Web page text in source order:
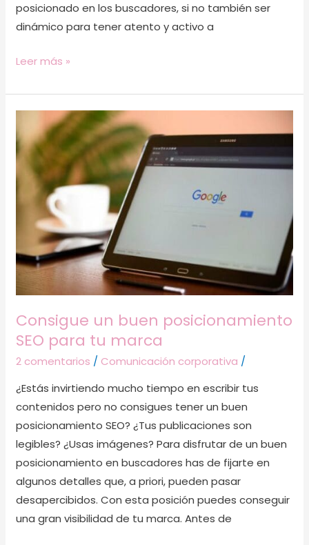
posicionado en los buscadores, si no también ser
dinámico para tener atento y activo a
Leer más »
Consigue un buen posicionamiento
SEO para tu marca
2 comentarios / Comunicación corporativa /
¿Estás invirtiendo mucho tiempo en escribir tus
contenidos pero no consigues tener un buen
posicionamiento SEO? ¿Tus publicaciones son
legibles? ¿Usas imágenes? Para disfrutar de un buen
posicionamiento en buscadores has de fijarte en
algunos detalles que, a priori, pueden pasar
desapercibidos. Con esta posición puedes conseguir
una gran visibilidad de tu marca. Antes de
Consigue
un
buen
posicionamiento
para
marca